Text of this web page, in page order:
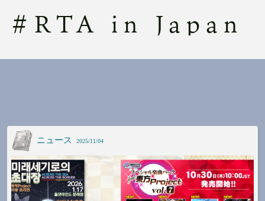
# RTA in Japan
ニュース 2025/11/04